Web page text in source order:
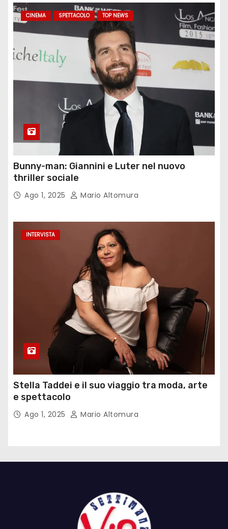
CINEMA SPETTACOLO TOP NEWS
Bunny-man: Giannini e Luter nel nuovo
thriller sociale
Ago 1, 2025 Mario Altomura
INTERVISTA
Stella Taddei e il suo viaggio tra moda, arte
e spettacolo
Ago 1, 2025 Mario Altomura